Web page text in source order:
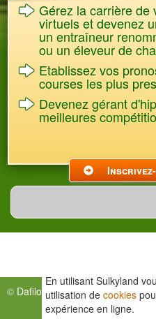
En utilisant Sulkyland
utilisation de cookies
expérience en ligne.
Gérez la carrière de
virtuels et devenez
un entraîneur
ou un éleveur de
Etablissez vos
courses les plus
Devenez gérant
meilleures
© Dafilog- Tous droits réservés -
Aide-Classements